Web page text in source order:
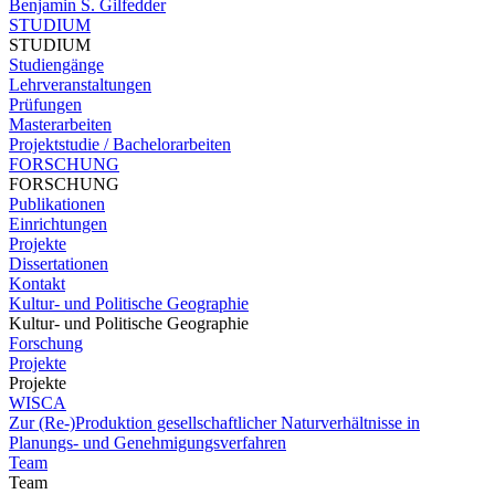
Benjamin S. Gilfedder
STUDIUM
STUDIUM
Studiengänge
Lehrveranstaltungen
Prüfungen
Masterarbeiten
Projektstudie / Bachelorarbeiten
FORSCHUNG
FORSCHUNG
Publikationen
Einrichtungen
Projekte
Dissertationen
Kontakt
Kultur- und Politische Geographie
Kultur- und Politische Geographie
Forschung
Projekte
Projekte
WISCA
Zur (Re-)Produktion gesellschaftlicher Naturverhältnisse in
Planungs- und Genehmigungsverfahren
Team
Team